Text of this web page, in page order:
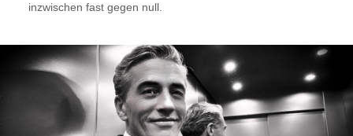
inzwischen fast gegen null.